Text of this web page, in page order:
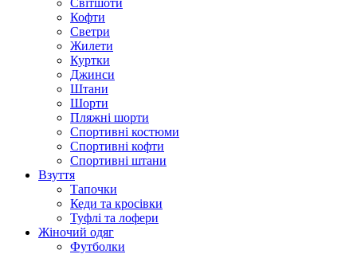
Світшоти
Кофти
Светри
Жилети
Куртки
Джинси
Штани
Шорти
Пляжні шорти
Спортивні костюми
Спортивні кофти
Спортивні штани
Взуття
Тапочки
Кеди та кросівки
Туфлі та лофери
Жіночий одяг
Футболки